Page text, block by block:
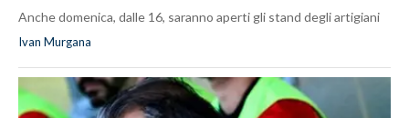
Anche domenica, dalle 16, saranno aperti gli stand degli artigiani
Ivan Murgana